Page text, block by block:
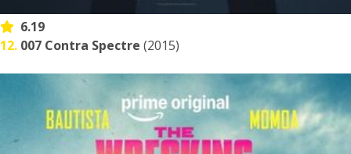
6.19
12. 007 Contra Spectre (2015)